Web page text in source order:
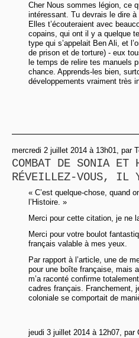
Cher Nous sommes légion, ce
intéressant. Tu devrais le dire
Elles t’écouteraient avec
copains, qui ont il y a quelque
type qui s’appelait Ben Ali, et
de prison et de torture) - eux
le temps de relire tes manuels
chance. Apprends-les bien,
développements vraiment très
mercredi 2 juillet 2014 à 13h01, par
COMBAT DE SONIA ET
RÉVEILLEZ-VOUS,
« C’est quelque-chose, quand
l’Histoire. »
Merci pour cette citation, je ne
Merci pour votre boulot
français valable à mes yeux.
Par rapport à l’article, une de
pour une boîte française, mais
m’a raconté confirme
cadres français. Franchement,
coloniale se comportait de
jeudi 3 juillet 2014 à 12h07, par